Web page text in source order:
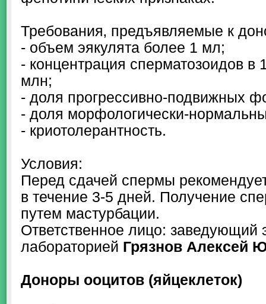
Требования‚ предъявляемые к
- объем эякулята более 1 мл;
- концентрация сперматозоидов в
млн;
- доля прогрессивно-подвижных
- доля морфологически-
- криотолерантность.
Условия:
Перед сдачей спермы
в течение 3-5 дней. Получение
путем мастурбации.
Ответственное лицо: заведующий
лабораторией Грязнов Алексей
Доноры ооцитов (яйцеклеток)